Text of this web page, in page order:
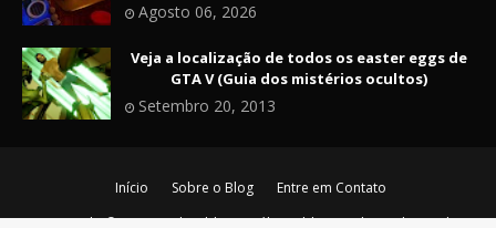
Agosto 06, 2026
Veja a localização de todos os easter eggs de
GTA V (Guia dos mistérios ocultos)
Setembro 20, 2013
Início Sobre o Blog
Entre em Contato
Copyright ©2026Nerd Maldito - O último blog nerd vivo da era de